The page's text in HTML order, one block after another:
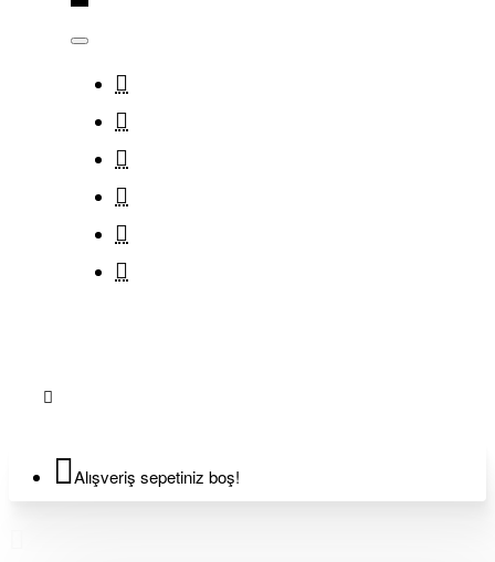
Alışveriş sepetiniz boş!